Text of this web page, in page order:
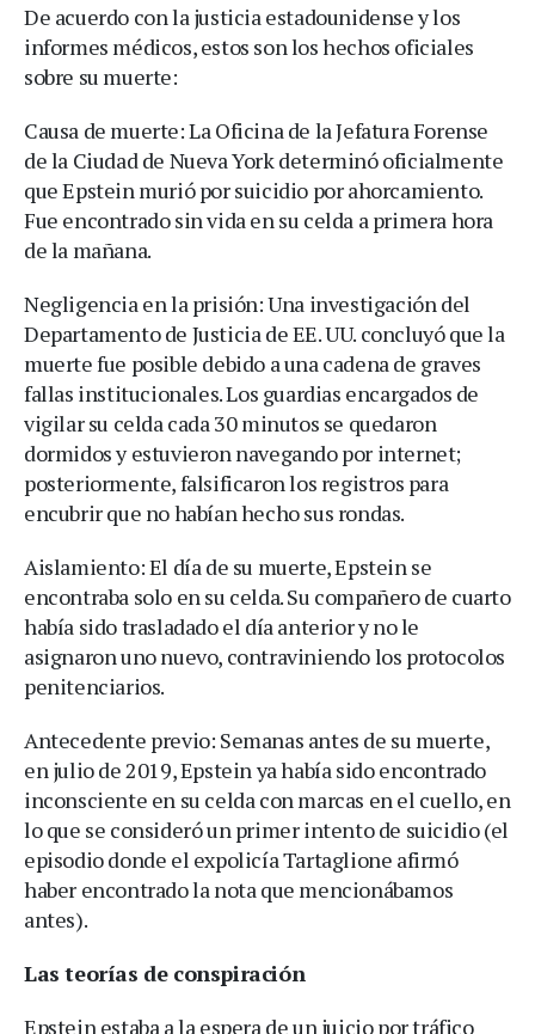
De acuerdo con la justicia estadounidense y los
informes médicos, estos son los hechos oficiales
sobre su muerte:
Causa de muerte: La Oficina de la Jefatura Forense
de la Ciudad de Nueva York determinó oficialmente
que Epstein murió por suicidio por ahorcamiento.
Fue encontrado sin vida en su celda a primera hora
de la mañana.
Negligencia en la prisión: Una investigación del
Departamento de Justicia de EE. UU. concluyó que la
muerte fue posible debido a una cadena de graves
fallas institucionales. Los guardias encargados de
vigilar su celda cada 30 minutos se quedaron
dormidos y estuvieron navegando por internet;
posteriormente, falsificaron los registros para
encubrir que no habían hecho sus rondas.
Aislamiento: El día de su muerte, Epstein se
encontraba solo en su celda. Su compañero de cuarto
había sido trasladado el día anterior y no le
asignaron uno nuevo, contraviniendo los protocolos
penitenciarios.
Antecedente previo: Semanas antes de su muerte,
en julio de 2019, Epstein ya había sido encontrado
inconsciente en su celda con marcas en el cuello, en
lo que se consideró un primer intento de suicidio (el
episodio donde el expolicía Tartaglione afirmó
haber encontrado la nota que mencionábamos
antes).
Las teorías de conspiración
Epstein estaba a la espera de un juicio por tráfico